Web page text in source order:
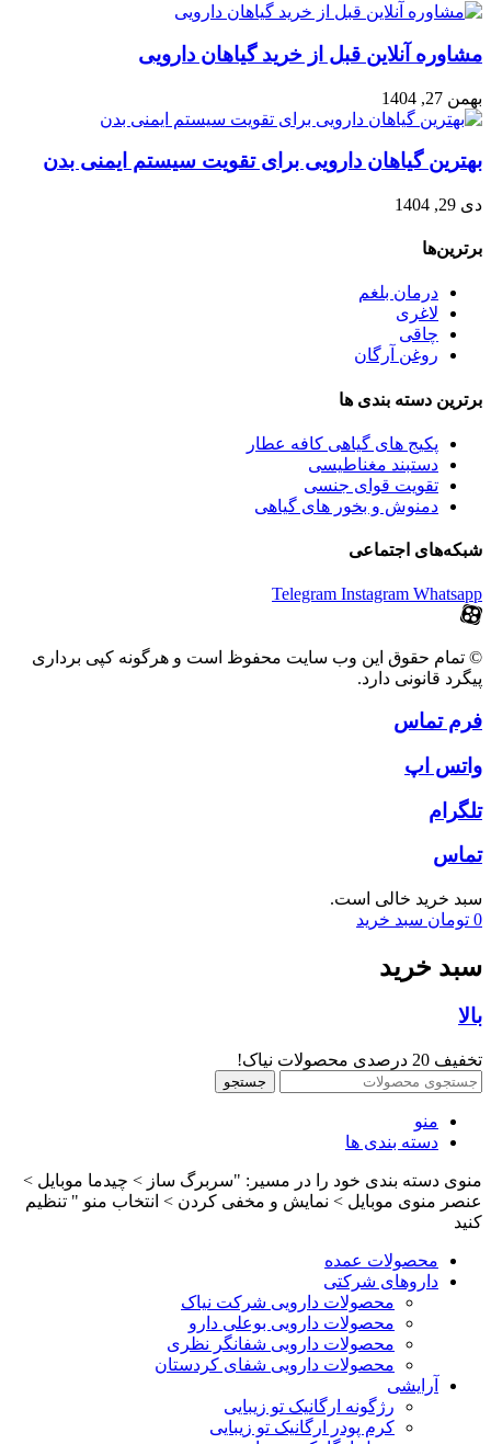
مشاوره آنلاین قبل از خرید گیاهان دارویی
بهمن 27, 1404
بهترین گیاهان دارویی برای تقویت سیستم ایمنی بدن
دی 29, 1404
برترین‌ها
درمان بلغم
لاغری
چاقی
روغن آرگان
برترین‌ دسته بندی ها
پکیج های گیاهی کافه عطار
دستبند مغناطیسی
تقویت قوای جنسی
دمنوش و بخور های گیاهی
شبکه‌های اجتماعی
Telegram Instagram Whatsapp
© تمام حقوق این وب سایت محفوظ است و هرگونه کپی برداری
پیگرد قانونی دارد.
فرم تماس
واتس اپ
تلگرام
تماس
سبد خرید خالی است.
0 تومان سبد خرید
سبد خرید
بالا
تخفیف 20 درصدی محصولات نیاک!
جستجو
منو
دسته بندی ها
منوی دسته بندی خود را در مسیر: "سربرگ ساز > چیدما موبایل >
عنصر منوی موبایل > نمایش و مخفی کردن > انتخاب منو " تنظیم
کنید
محصولات عمده
داروهای شرکتی
محصولات دارویی شرکت نیاک
محصولات دارویی بوعلی دارو
محصولات دارویی شفانگر نظری
محصولات دارویی شفای کردستان
آرایشی
رژگونه ارگانیک تو زیبایی
کرم پودر ارگانیک تو زیبایی